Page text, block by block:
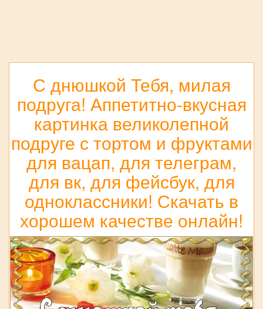
С днюшкой Тебя, милая
подруга! Аппетитно-вкусная
картинка великолепной
подруге с тортом и фруктами
для вацап, для телеграм,
для вк, для фейсбук, для
одноклассники! Скачать в
хорошем качестве онлайн!